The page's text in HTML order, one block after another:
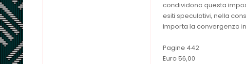
condividono questa
esiti speculativi, nella
importa la convergenza
Pagine 442
Euro 56,00